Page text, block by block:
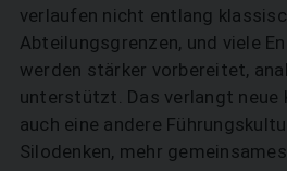
verlaufen nicht entlang
Abteilungsgrenzen, und viele
werden stärker vorbereitet,
unterstützt. Das verlangt neue
auch eine andere
Silodenken, mehr